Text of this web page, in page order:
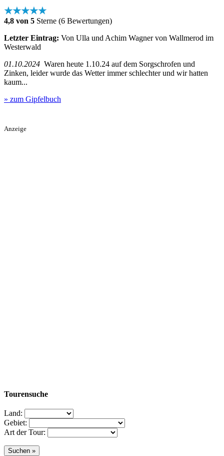
★★★★★
4,8 von 5 Sterne (6 Bewertungen)
Letzter Eintrag: Von Ulla und Achim Wagner von Wallmerod im
Westerwald
01.10.2024 Waren heute 1.10.24 auf dem Sorgschrofen und
Zinken, leider wurde das Wetter immer schlechter und wir hatten
kaum...
» zum Gipfelbuch
Anzeige
Tourensuche
Land:
Gebiet:
Art der Tour: